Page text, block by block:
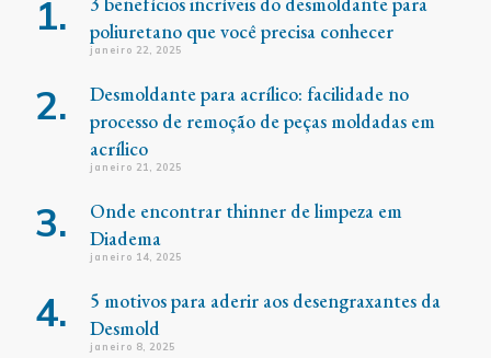
poliuretano que você precisa conhecer
janeiro 22, 2025
Desmoldante para acrílico: facilidade no
processo de remoção de peças moldadas em
acrílico
janeiro 21, 2025
Onde encontrar thinner de limpeza em
Diadema
janeiro 14, 2025
5 motivos para aderir aos desengraxantes da
Desmold
janeiro 8, 2025